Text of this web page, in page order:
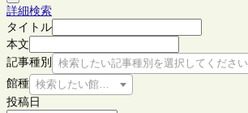
詳細検索
タイトル
本文
記事種別
検索したい記事種別を選択してください
館種 検索したい館種を選択してください
投稿日